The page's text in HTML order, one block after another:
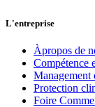
L'entreprise
Àpropos de
Compétence
Management
Protection
Foire